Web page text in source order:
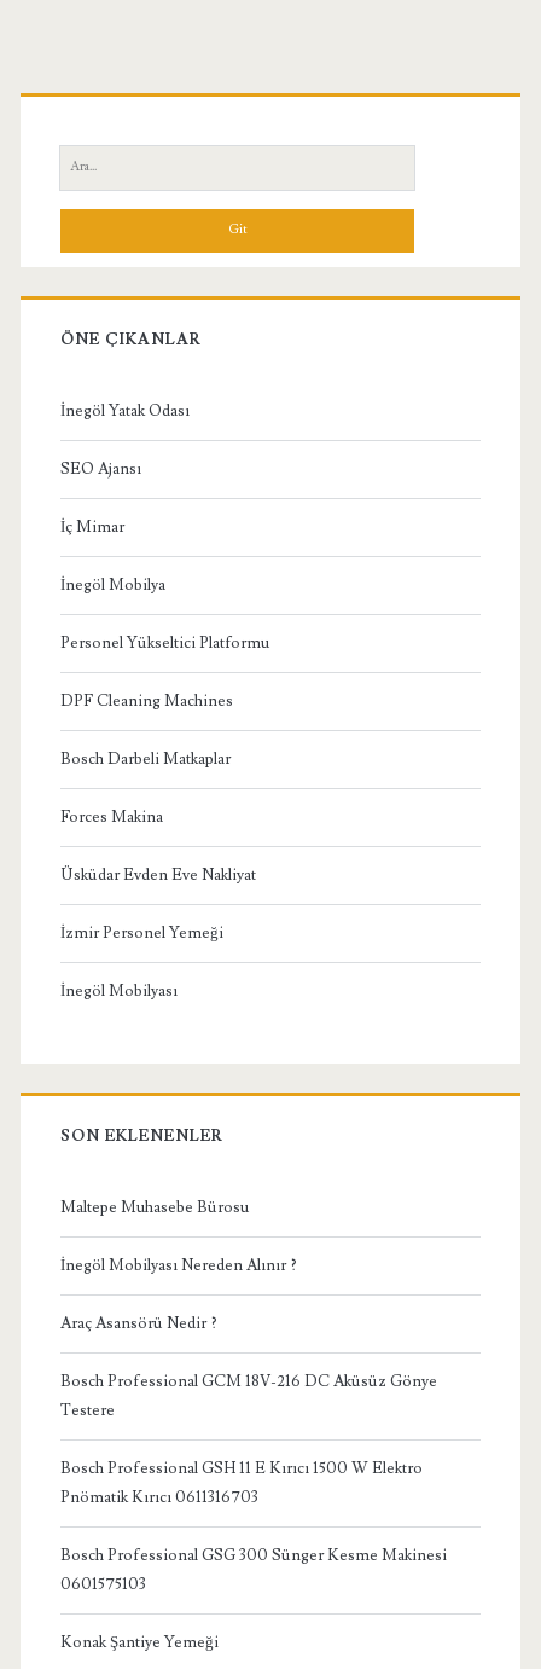
Birincil
Yan
Menü
Ara:
ÖNE ÇIKANLAR
İnegöl Yatak Odası
SEO Ajansı
İç Mimar
İnegöl Mobilya
Personel Yükseltici Platformu
DPF Cleaning Machines
Bosch Darbeli Matkaplar
Forces Makina
Üsküdar Evden Eve Nakliyat
İzmir Personel Yemeği
İnegöl Mobilyası
SON EKLENENLER
Maltepe Muhasebe Bürosu
İnegöl Mobilyası Nereden Alınır ?
Araç Asansörü Nedir ?
Bosch Professional GCM 18V-216 DC Aküsüz Gönye
Testere
Bosch Professional GSH 11 E Kırıcı 1500 W Elektro
Pnömatik Kırıcı 0611316703
Bosch Professional GSG 300 Sünger Kesme Makinesi
0601575103
Konak Şantiye Yemeği